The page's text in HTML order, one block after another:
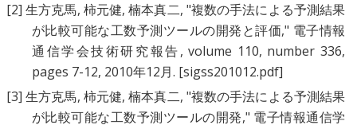
[2] 生方克馬, 柿元健,楠本真二, "複数の手法による予測結果
が比較可能な工数予測ツールの開発と評価," 電子情報
通信学会技術研究報告, volume 110, number 336,
pages 7-12, 2010年12月. [sigss201012.pdf]
[3] 生方克馬, 柿元健,楠本真二, "複数の手法による予測結果
が比較可能な工数予測ツールの開発," 電子情報通信学